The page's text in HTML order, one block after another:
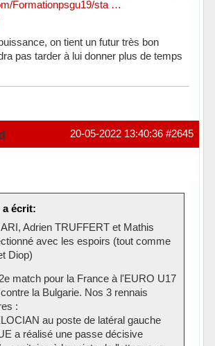
Formationpsgu19/sta …
on tient un futur très bon
pas tarder à lui donner plus de temps
#2645
20-05-2022 13:40:36
a écrit:
Adrien TRUFFERT et Mathis
avec les espoirs (tout comme
Diop)
match pour la France à l'EURO U17
la Bulgarie. Nos 3 rennais
:
au poste de latéral gauche
a réalisé une passe décisive